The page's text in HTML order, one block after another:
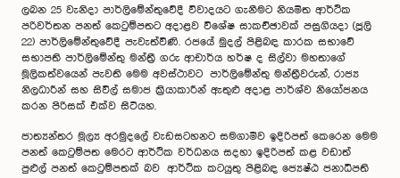
ලබන 25 වැනිදා පාර්ලිමේන්තුවේදී විවාදයට ගැනීමට නියමිත ආර්ථික
පරිවර්තන පනත් කෙටුම්පතට අදාළව විශේෂ සාකච්ඡාවක් පසුගියදා (ජූලි
22) පාර්ලිමේන්තුවේදී පැවැත්විණි. රජයේ මුදල් පිළිබඳ කාරක සභාවේ
සභාපති පාර්ලිමේන්තු මන්ත්‍රී ගරු ආචාර්ය හර්ෂ ද සිල්වා මහතාගේ
මූලිකත්වයෙන් පැවති මෙම අවස්ථාවට පාර්ලිමේන්තු මන්ත්‍රීවරුන්, රාජ්‍ය
නිලධාරීන් සහ සිවිල් සමාජ ක්‍රියාකාරීන් ඇතුළු අදාළ පාර්ශ්ව නියෝජනය
කරන පිරිසක් එක්ව සිටියහ.
ජාත්‍යන්තර මූල්‍ය අරමුදලේ වැඩසටහනට සමගාමීව ඉදිරිපත් කෙරෙන මෙම
පනත් කෙටුම්පත මෙරට ආර්ථික වර්ධනය සදහා ඉදිරිපත් කළ වඩාත්
පුළුල් පනත් කෙටුම්පතක් බව ආර්ථික කටයුතු පිළිබඳ ජ්‍යෙෂ්ඨ ජනාධිපති